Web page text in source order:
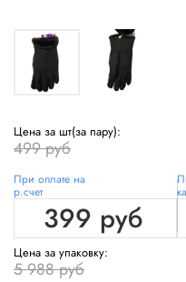
Цена за шт(за пару):
499 руб
При оплате на
р.счет
399 руб
Цена за упаковку:
5 988 руб